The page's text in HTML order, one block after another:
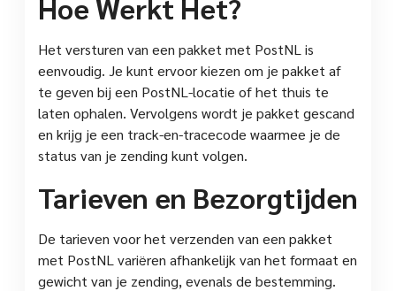
Het versturen van een pakket met PostNL is
eenvoudig. Je kunt ervoor kiezen om je pakket af
te geven bij een PostNL-locatie of het thuis te
laten ophalen. Vervolgens wordt je pakket gescand
en krijg je een track-en-tracecode waarmee je de
status van je zending kunt volgen.
Tarieven en Bezorgtijden
De tarieven voor het verzenden van een pakket
met PostNL variëren afhankelijk van het formaat en
gewicht van je zending, evenals de bestemming.